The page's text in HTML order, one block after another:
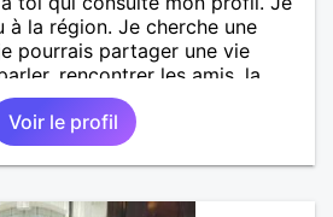
à la région. Je cherche une
pourrais partager une vie
rencontrer les amis, la
l’honnêteté.
Voir le profil